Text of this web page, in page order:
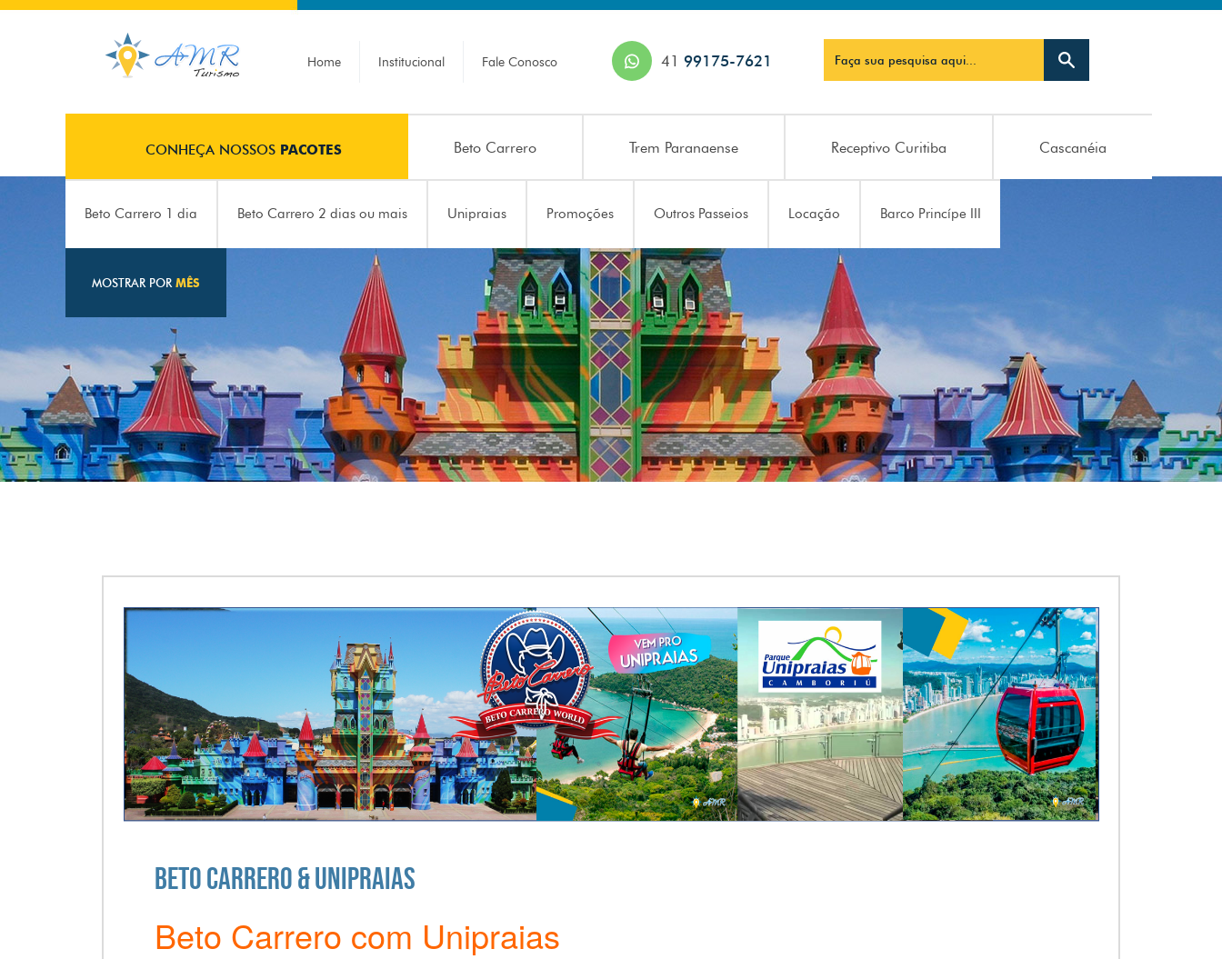
Home Institucional Fale Conosco 41 99175-7621
CONHEÇA NOSSOS PACOTES Beto Carrero Trem Paranaense Receptivo Curitiba Cascanéia
Beto Carrero 1 dia Beto Carrero 2 dias ou mais Unipraias Promoções Outros Passeios Locação Barco Princípe III
MOSTRAR POR MÊS
Beto Carrero & Unipraias
Beto Carrero com Unipraias